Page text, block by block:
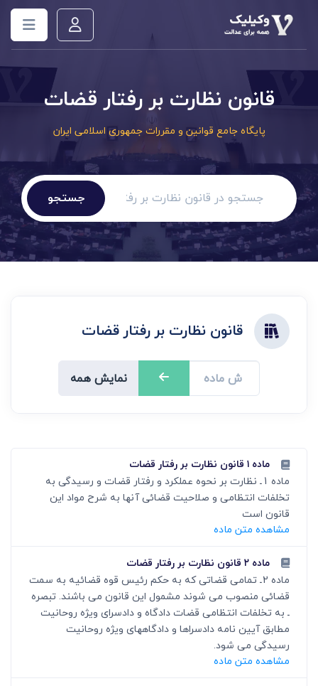
قانون نظارت بر رفتار قضات
پایگاه جامع قوانین و مقررات جمهوری اسلامی ایران
جستجو
قانون نظارت بر رفتار قضات
نمایش همه
ماده ۱ قانون نظارت بر رفتار قضات
ماده 1ـ نظارت بر نحوه عملکرد و رفتار قضات و رسیدگی به
تخلفات انتظامی و صلاحیت قضائی آنها به شرح مواد این
قانون است
مشاهده متن ماده
ماده ۲ قانون نظارت بر رفتار قضات
ماده 2ـ تمامی قضاتی که به حکم رئیس قوه قضائیه به سمت
قضائی منصوب می شوند مشمول این قانون می باشند. تبصره
ـ به تخلفات انتظامی قضات دادگاه و دادسرای ویژه روحانیت
مطابق آیین نامه دادسراها و دادگاههای ویژه روحانیت
رسیدگی می شود.
مشاهده متن ماده